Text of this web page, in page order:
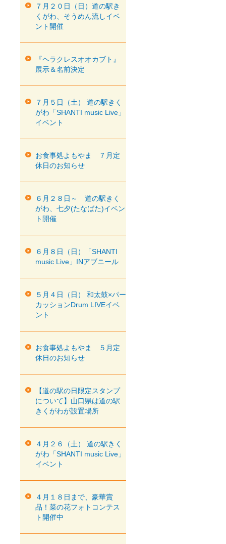
７月２０日（日）道の駅き
くがわ、そうめん流しイベ
ント開催
『ヘラクレスオオカブト』
展示＆名前決定
７月５日（土） 道の駅きく
がわ「SHANTI music Live」
イベント
お食事処よもやま ７月定
休日のお知らせ
６月２８日～ 道の駅きく
がわ、七夕(たなばた)イベン
ト開催
６月８日（日）「SHANTI
music Live」INアブニール
５月４日（日） 和太鼓×パー
カッションDrum LIVEイベ
ント
お食事処よもやま ５月定
休日のお知らせ
【道の駅の日限定スタンプ
について】山口県は道の駅
きくがわが設置場所
４月２６（土） 道の駅きく
がわ「SHANTI music Live」
イベント
４月１８日まで、豪華賞
品！菜の花フォトコンテス
ト開催中